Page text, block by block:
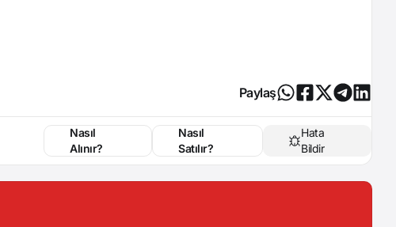
Paylaş
Nasıl
Alınır?
Nasıl
Satılır?
Hata
Bildir